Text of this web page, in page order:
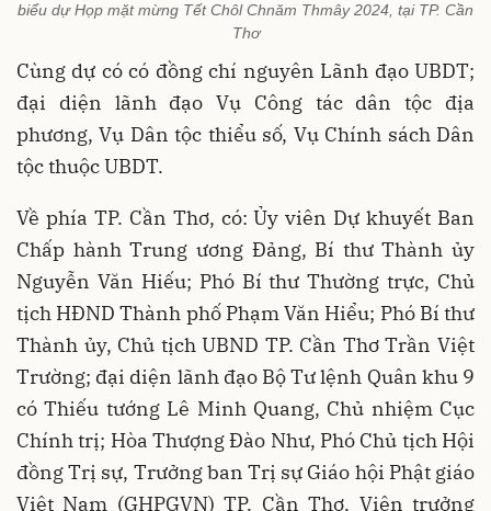
biểu dự Họp mặt mừng Tết Chôl Chnăm Thmây 2024, tại TP. Cần
Thơ
Cùng dự có có đồng chí nguyên Lãnh đạo UBDT;
đại diện lãnh đạo Vụ Công tác dân tộc địa
phương, Vụ Dân tộc thiểu số, Vụ Chính sách Dân
tộc thuộc UBDT.
Về phía TP. Cần Thơ, có: Ủy viên Dự khuyết Ban
Chấp hành Trung ương Đảng, Bí thư Thành ủy
Nguyễn Văn Hiếu; Phó Bí thư Thường trực, Chủ
tịch HĐND Thành phố Phạm Văn Hiểu; Phó Bí thư
Thành ủy, Chủ tịch UBND TP. Cần Thơ Trần Việt
Trường; đại diện lãnh đạo Bộ Tư lệnh Quân khu 9
có Thiếu tướng Lê Minh Quang, Chủ nhiệm Cục
Chính trị; Hòa Thượng Đào Như, Phó Chủ tịch Hội
đồng Trị sự, Trưởng ban Trị sự Giáo hội Phật giáo
Việt Nam (GHPGVN) TP. Cần Thơ, Viện trưởng